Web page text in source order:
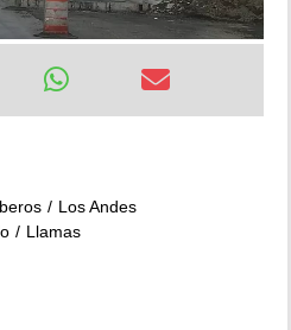
Los Andes
Llamas